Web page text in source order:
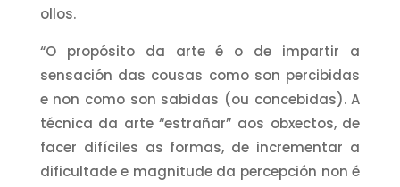
ollos.
“O propósito da arte é o de impartir a
sensación das cousas como son percibidas
e non como son sabidas (ou concebidas). A
técnica da arte “estrañar” aos obxectos, de
facer difíciles as formas, de incrementar a
dificultade e magnitude da percepción non é